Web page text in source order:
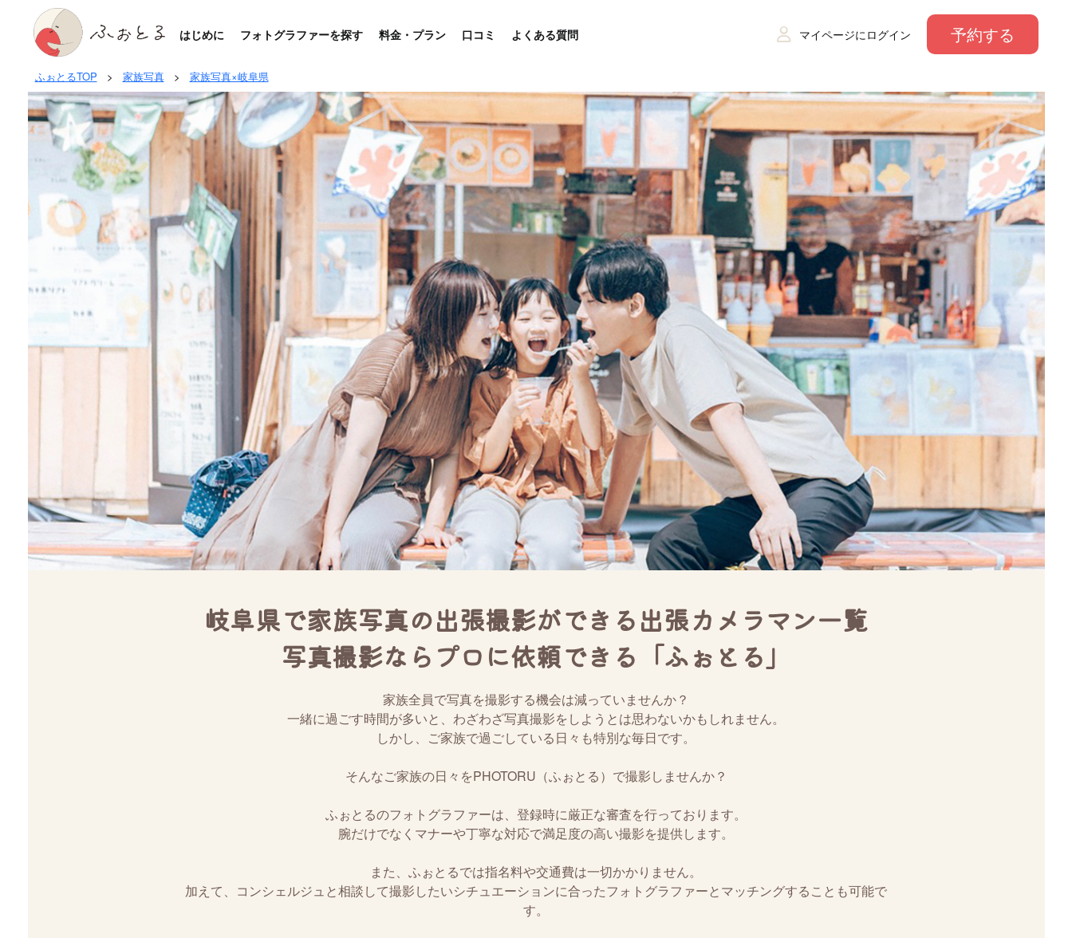
はじめに フォトグラファーを探す 料金・プラン 口コミ よくある質問 マイページにログイン 予約する
ふぉとるTOP > 家族写真> 家族写真×岐阜県
岐阜県で家族写真の出張撮影ができる出張カメラマン一覧
写真撮影ならプロに依頼できる「ふぉとる」
家族全員で写真を撮影する機会は減っていませんか？
一緒に過ごす時間が多いと、わざわざ写真撮影をしようとは思わないかもしれません。
しかし、ご家族で過ごしている日々も特別な毎日です。
そんなご家族の日々をPHOTORU（ふぉとる）で撮影しませんか？
ふぉとるのフォトグラファーは、登録時に厳正な審査を行っております。
腕だけでなくマナーや丁寧な対応で満足度の高い撮影を提供します。
また、ふぉとるでは指名料や交通費は一切かかりません。
加えて、コンシェルジュと相談して撮影したいシチュエーションに合ったフォトグラファーとマッチングすることも可能で
す。